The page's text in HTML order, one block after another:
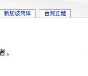
。
新加坡简体 台灣正體